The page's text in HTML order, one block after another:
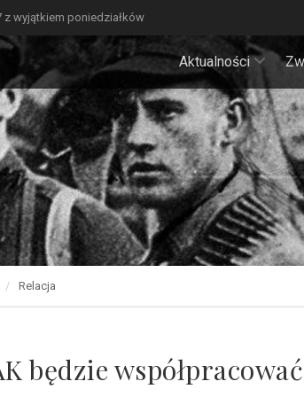
z wyjątkiem poniedziałków
Aktualności
Relacja
będzie